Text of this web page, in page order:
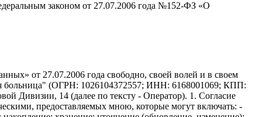
законом от 27.07.2006 года №152-ФЗ «О
от 27.07.2006 года свободно, своей волей и в своем
больница" (ОГРН: 1026104372557; ИНН: 6168001069; КПП:
Дивизии, 14 (далее по тексту - Оператор). 1. Согласие
предоставляемых мною, которые могут включать: -